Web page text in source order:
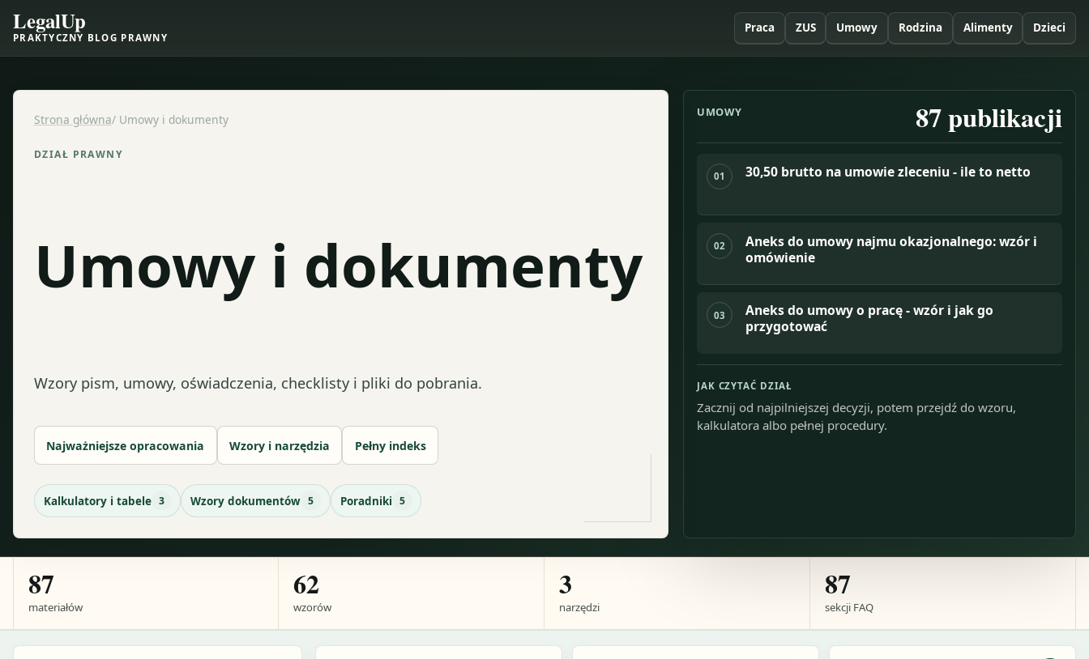
LegalUp
PRAKTYCZNY BLOG PRAWNY
Praca ZUS Umowy Rodzina Alimenty Dzieci
Strona główna/ Umowy i dokumenty
DZIAŁ PRAWNY
Umowy i dokumenty
Wzory pism, umowy, oświadczenia, checklisty i pliki do pobrania.
Najważniejsze opracowania Wzory i narzędzia Pełny indeks
Kalkulatory i tabele 3 Wzory dokumentów 5 Poradniki 5
UMOWY 87publikacji
01 30,50 brutto na umowie zleceniu - ile to netto
02
Aneks do umowy najmu okazjonalnego: wzór i
omówienie
03
Aneks do umowy o pracę - wzór i jak go
przygotować
JAK CZYTAĆ DZIAŁ
Zacznij od najpilniejszej decyzji, potem przejdź do wzoru,
kalkulatora albo pełnej procedury.
87
materiałów
62
wzorów
3
narzędzi
87
sekcji FAQ